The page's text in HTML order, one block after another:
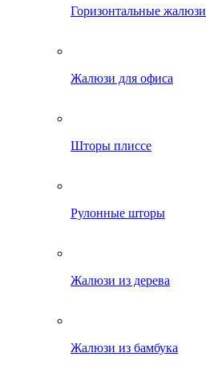
Горизонтальные жалюзи
Жалюзи для офиса
Шторы плиссе
Рулонные шторы
Жалюзи из дерева
Жалюзи из бамбука